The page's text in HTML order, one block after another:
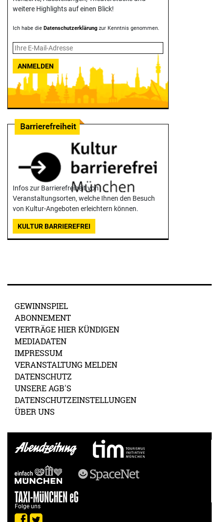
weitere Highlights auf einen Blick!
Ich habe die Datenschutzerklärung zur Kenntnis genommen.
ANMELDEN
Infos zur Barrierefreiheit von
Veranstaltungsorten, welche Ihnen den Besuch
von Kultur-Angeboten erleichtern können.
KULTUR BARRIEREFREI
GEWINNSPIEL
ABONNEMENT
VERTRÄGE HIER KÜNDIGEN
MEDIADATEN
IMPRESSUM
VERANSTALTUNG MELDEN
DATENSCHUTZ
UNSERE AGB'S
DATENSCHUTZEINSTELLUNGEN
ÜBER UNS
Folge uns